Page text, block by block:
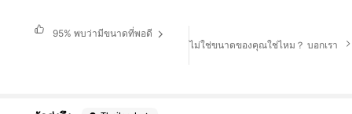
95% พบว่ามีขนาดที่พอดี
ไม่ใช่ขนาดของคุณใช่ไหม？ บอกเรา